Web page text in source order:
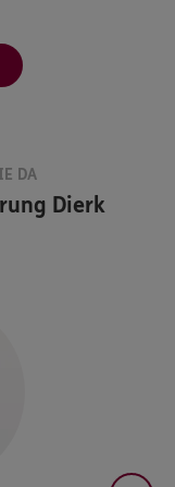
DA
Dierk